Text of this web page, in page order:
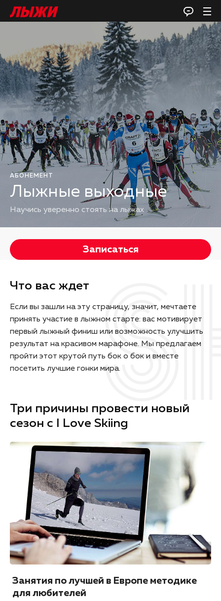
АБОНЕМЕНТ
Лыжные выходные
Научись уверенно стоять на лыжах
Записаться
Что вас ждет
Если вы зашли на эту страницу, значит, мечтаете
принять участие в лыжном старте: вас мотивирует
первый лыжный финиш или возможность улучшить
результат на красивом марафоне. Мы предлагаем
пройти этот крутой путь бок о бок и вместе
посетить лучшие гонки мира.
Три причины провести новый
сезон с I Love Skiing
Занятия по лучшей в Европе методике
для любителей